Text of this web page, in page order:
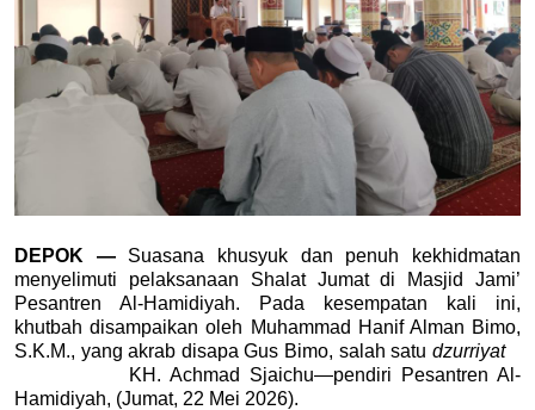
DEPOK — Suasana khusyuk dan penuh kekhidmatan
menyelimuti pelaksanaan Shalat Jumat di Masjid Jami’
Pesantren Al-Hamidiyah. Pada kesempatan kali ini,
khutbah disampaikan oleh Muhammad Hanif Alman Bimo,
S.K.M., yang akrab disapa Gus Bimo, salah satu dzurriyat
KH. Achmad Sjaichu—pendiri Pesantren Al-
Hamidiyah, (Jumat, 22 Mei 2026).